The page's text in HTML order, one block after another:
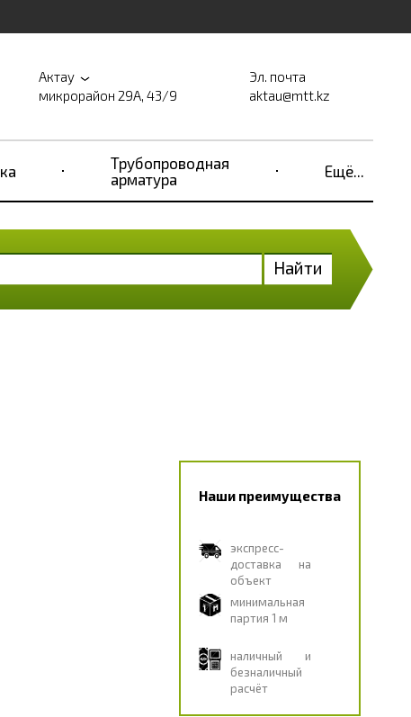
Актау
микрорайон 29А, 43/9
Эл. почта
aktau@mtt.kz
Трубопроводная
арматура
Ещё...
Найти
Наши преимущества
экспресс-
доставка на
объект
минимальная
партия 1 м
наличный и
безналичный
расчёт